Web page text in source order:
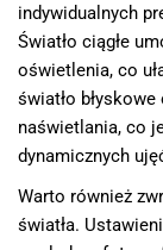
indywidualnych
Światło ciągłe
oświetlenia, co
światło
naświetlania, co
dynamicznych
Warto również
światła.